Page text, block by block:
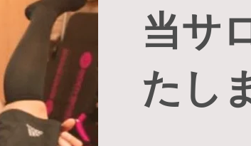
当サ
たし